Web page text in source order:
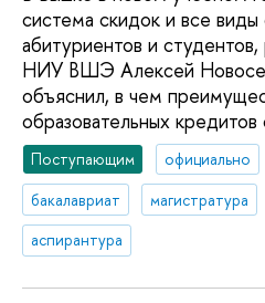
система скидок и все
абитуриентов и
НИУ ВШЭ Алексей
объяснил, в чем
образовательных
Поступающим
официально
бакалавриат
магистратура
аспирантура